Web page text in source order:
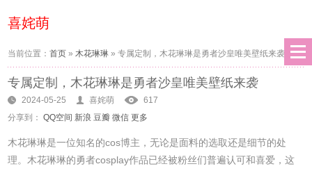
喜姹萌
当前位置：首页 »木花琳琳 »专属定制，木花琳琳是勇者沙皇唯美壁纸来袭
专属定制，木花琳琳是勇者沙皇唯美壁纸来袭
2024-05-25 喜姹萌
617
分享到： QQ空间 新浪 豆瓣 微信 更多
木花琳琳是一位知名的cos博主，无论是面料的选取还是细节的处
理。木花琳琳的勇者cosplay作品已经被粉丝们普遍认可和喜爱，这